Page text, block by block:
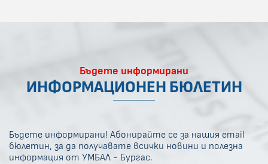
Бъдете информирани
ИНФОРМАЦИОНЕН БЮЛЕТИН
Бъдете информирани! Абонирайте се за нашия email
бюлетин, за да получавате всички новини и полезна
информация от УМБАЛ - Бургас.